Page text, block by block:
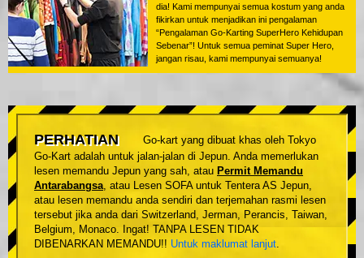
dia! Kami mempunyai semua kostum yang anda
fikirkan untuk menjadikan ini pengalaman
“Pengalaman Go-Karting SuperHero Kehidupan
Sebenar”! Untuk semua peminat Super Hero,
jangan risau, kami mempunyai semuanya!
PERHATIAN
Go-kart yang dibuat khas oleh Tokyo
Go-Kart adalah untuk jalan-jalan di Jepun. Anda memerlukan
lesen memandu Jepun yang sah, atau Permit Memandu
Antarabangsa, atau Lesen SOFA untuk Tentera AS Jepun,
atau lesen memandu anda sendiri dan terjemahan rasmi lesen
tersebut jika anda dari Switzerland, Jerman, Perancis, Taiwan,
Belgium, Monaco. Ingat! TANPA LESEN TIDAK
DIBENARKAN MEMANDU!! Untuk maklumat lanjut.